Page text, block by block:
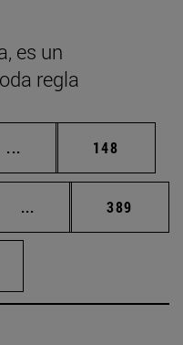
es un
regla
... Páginas intermedias
Página
148
... Páginas intermedias
Página
389